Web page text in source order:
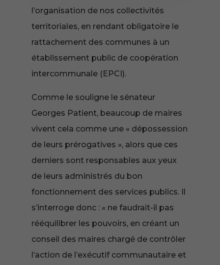
l’organisation de nos collectivités
territoriales, en rendant obligatoire le
rattachement des communes à un
établissement public de coopération
intercommunale (EPCI).
Comme le souligne le sénateur
Georges Patient, beaucoup de maires
vivent cela comme une « dépossession
de leurs prérogatives », alors que ces
derniers sont responsables aux yeux
de leurs administrés du bon
fonctionnement des services publics. Il
s’interroge donc : « ne faudrait-il pas
rééquilibrer les pouvoirs, en créant un
conseil des maires chargé de contrôler
l’action de l’exécutif communautaire et